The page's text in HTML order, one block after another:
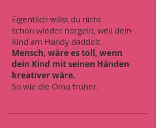
Eigentlich willst du nicht
schon wieder nörgeln, weil dein
Kind am Handy daddelt.
Mensch, wäre es toll, wenn
dein Kind mit seinen Händen
kreativer wäre.
So wie die Oma früher.